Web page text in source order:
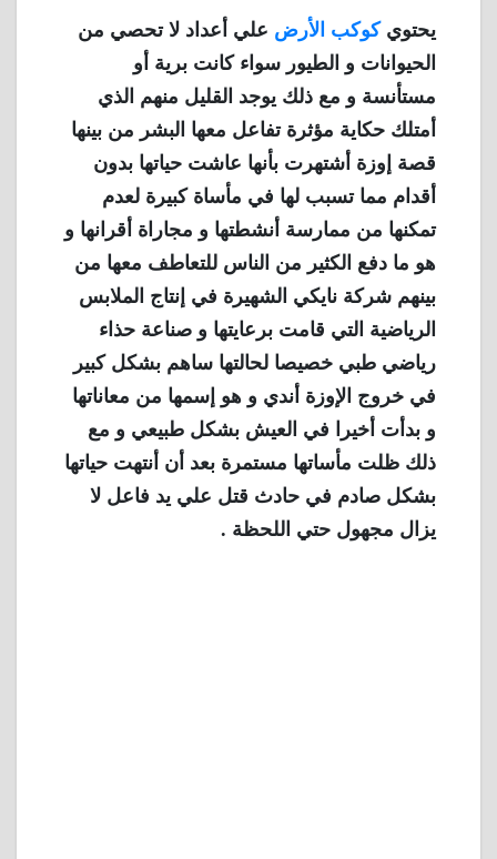
يحتويكوكب الأرض علي أعداد لا تحصي من
الحيوانات و الطيور سواء كانت برية أو
مستأنسة و مع ذلك يوجد القليل منهم الذي
أمتلك حكاية مؤثرة تفاعل معها البشر من بينها
قصة إوزة أشتهرت بأنها عاشت حياتها بدون
أقدام مما تسبب لها في مأساة كبيرة لعدم
تمكنها من ممارسة أنشطتها و مجاراة أقرانها و
هو ما دفع الكثير من الناس للتعاطف معها من
بينهم شركة نايكي الشهيرة في إنتاج الملابس
الرياضية التي قامت برعايتها و صناعة حذاء
رياضي طبي خصيصا لحالتها ساهم بشكل كبير
في خروج الإوزة أندي و هو إسمها من معاناتها
و بدأت أخيرا في العيش بشكل طبيعي و مع
ذلك ظلت مأساتها مستمرة بعد أن أنتهت حياتها
بشكل صادم في حادث قتل علي يد فاعل لا
يزال مجهول حتي اللحظة .